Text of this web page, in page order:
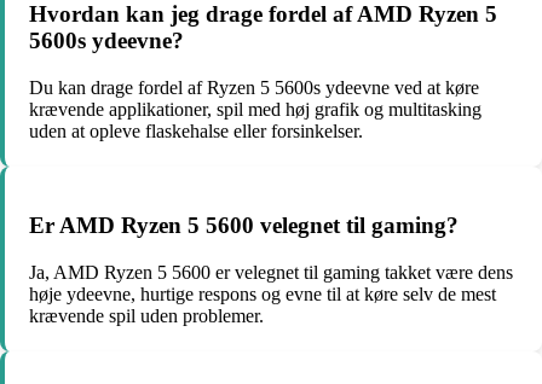
Hvordan kan jeg drage fordel af AMD Ryzen 5
5600s ydeevne?
Du kan drage fordel af Ryzen 5 5600s ydeevne ved at køre
krævende applikationer, spil med høj grafik og multitasking
uden at opleve flaskehalse eller forsinkelser.
Er AMD Ryzen 5 5600 velegnet til gaming?
Ja, AMD Ryzen 5 5600 er velegnet til gaming takket være dens
høje ydeevne, hurtige respons og evne til at køre selv de mest
krævende spil uden problemer.